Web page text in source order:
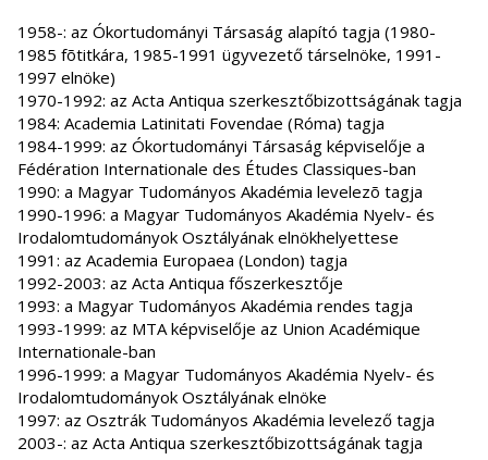
1958-: az Ókortudományi Társaság alapító tagja (1980-
1985 fõtitkára, 1985-1991 ügyvezető társelnöke, 1991-
1997 elnöke)
1970-1992: az Acta Antiqua szerkesztőbizottságának tagja
1984: Academia Latinitati Fovendae (Róma) tagja
1984-1999: az Ókortudományi Társaság képviselője a
Fédération Internationale des Études Classiques-ban
1990: a Magyar Tudományos Akadémia levelezõ tagja
1990-1996: a Magyar Tudományos Akadémia Nyelv- és
Irodalomtudományok Osztályának elnökhelyettese
1991: az Academia Europaea (London) tagja
1992-2003: az Acta Antiqua főszerkesztője
1993: a Magyar Tudományos Akadémia rendes tagja
1993-1999: az MTA képviselője az Union Académique
Internationale-ban
1996-1999: a Magyar Tudományos Akadémia Nyelv- és
Irodalomtudományok Osztályának elnöke
1997: az Osztrák Tudományos Akadémia levelező tagja
2003-: az Acta Antiqua szerkesztőbizottságának tagja